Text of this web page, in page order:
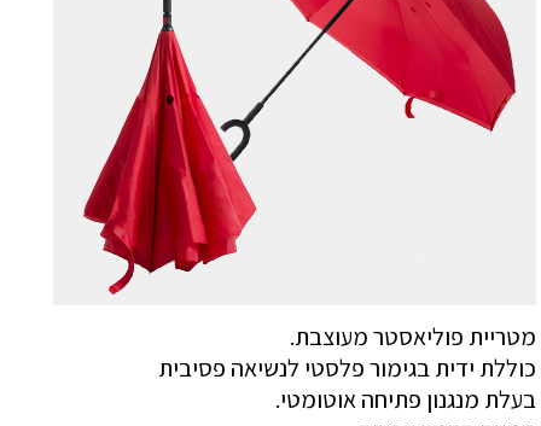
מטריית פוליאסטר מעוצבת.
כוללת ידית בגימור פלסטי לנשיאה פסיבית
בעלת מנגנון פתיחה אוטומטי.